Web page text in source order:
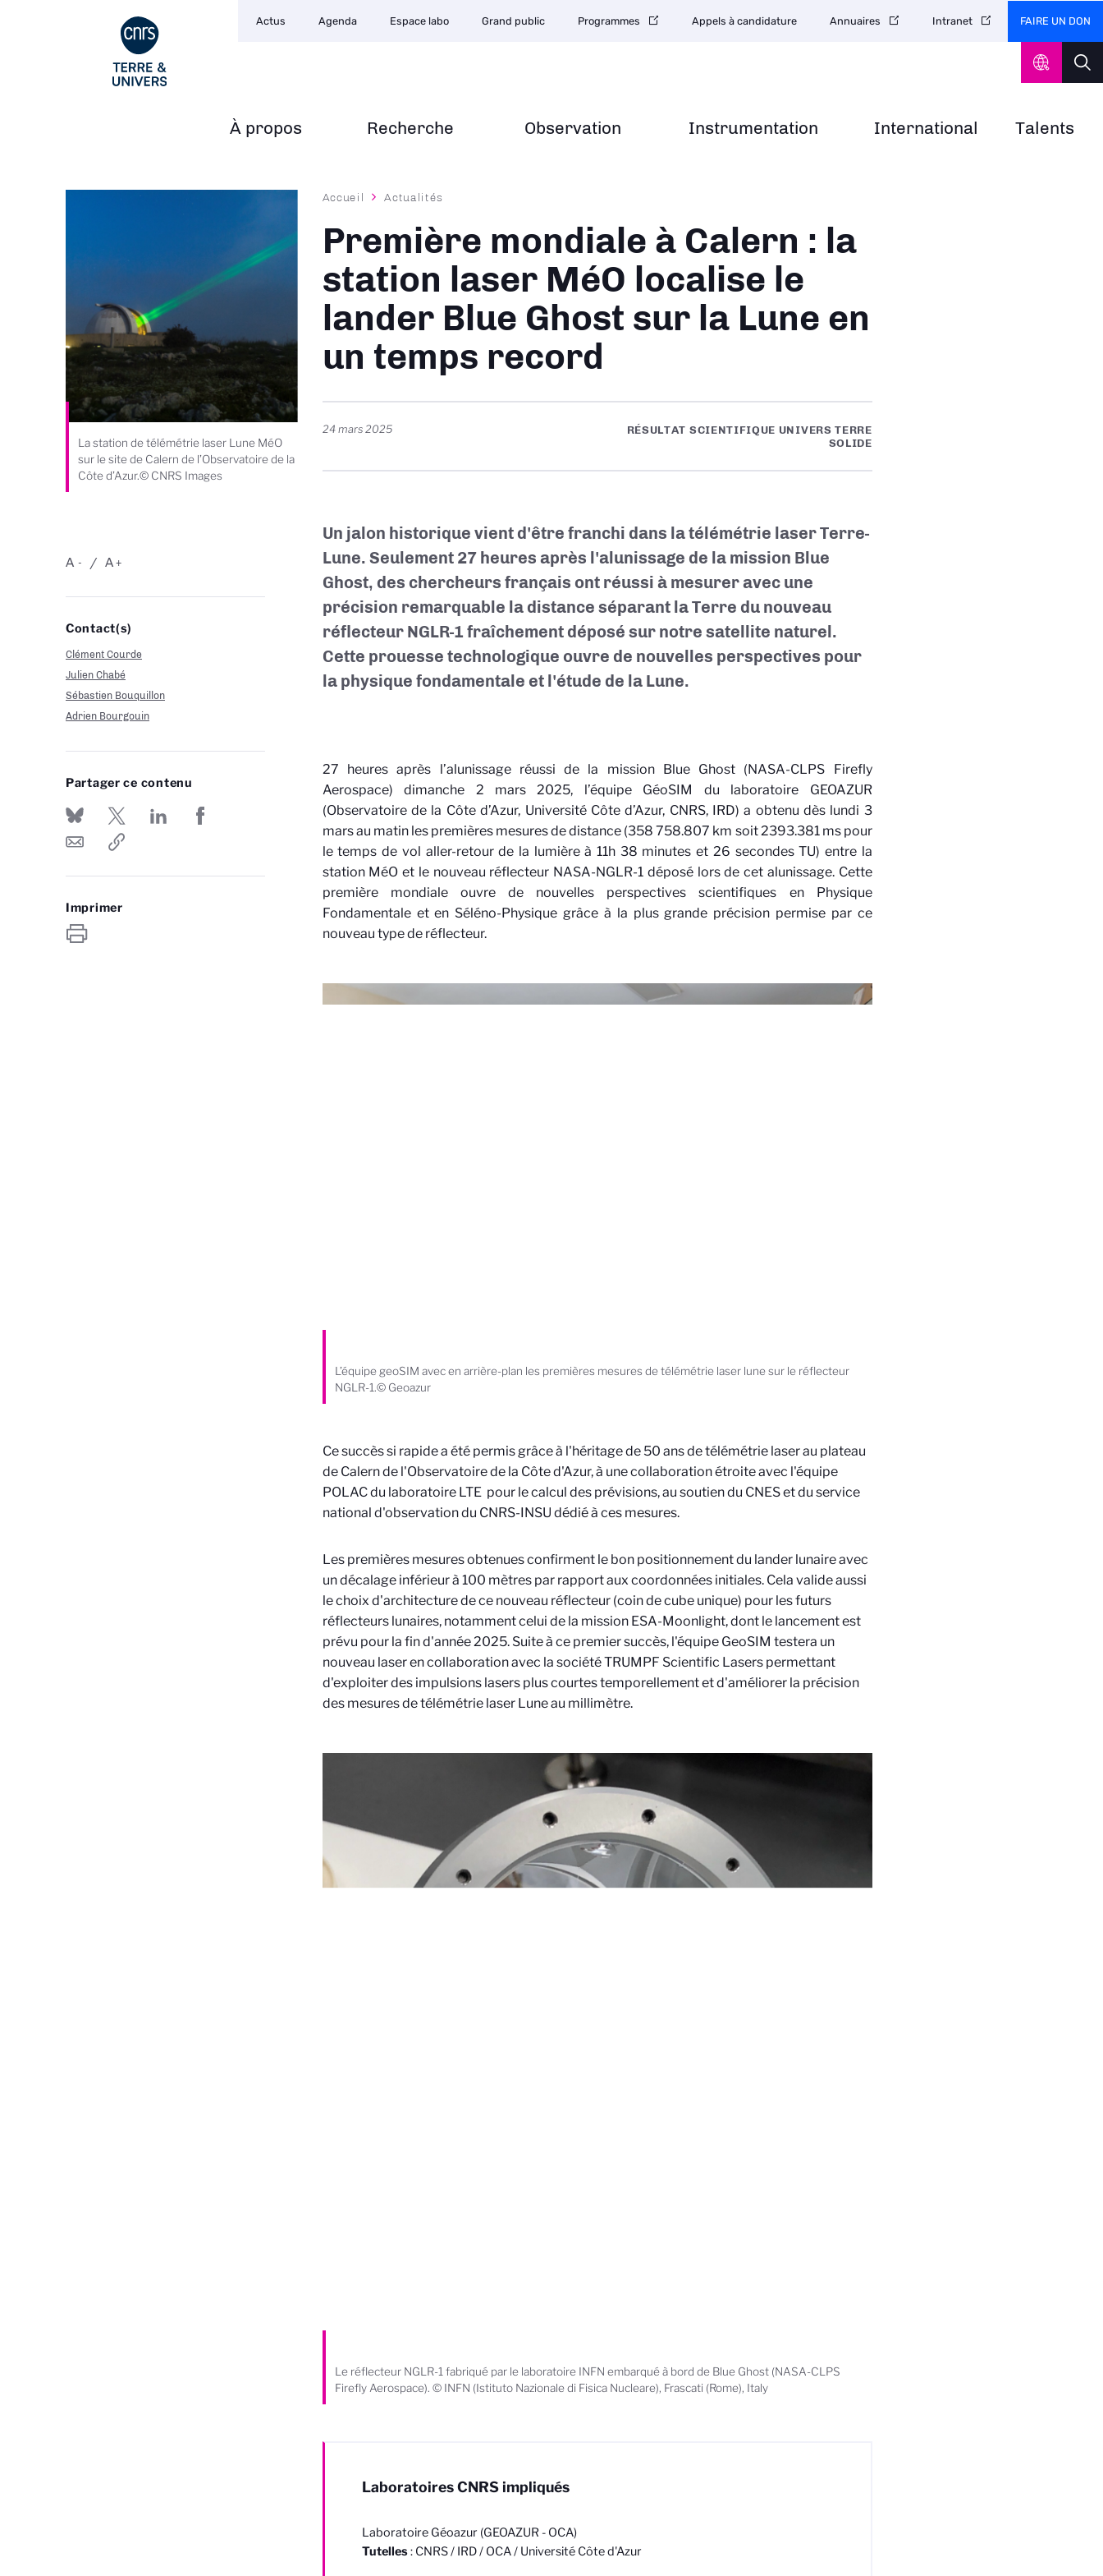
Navigation
À propos Recherche Observation Instrumentation International Talents
secondaire
Actus Agenda Espace labo Grand public Programmes Appels à candidature Annuaires Intranet FAIRE UN DON
La station de télémétrie laser Lune MéO
sur le site de Calern de l’Observatoire de la
Côte d’Azur.© CNRS Images
-
A +
A
Contact(s)
Clément Courde
Julien Chabé
Sébastien Bouquillon
Adrien Bourgouin
Partager ce contenu
Imprimer
Fil
Accueil Actualités
Première mondiale à Calern : la
station laser MéO localise le
lander Blue Ghost sur la Lune en
un temps record
24 mars 2025
RÉSULTAT SCIENTIFIQUE UNIVERS TERRE
SOLIDE
Un jalon historique vient d'être franchi dans la télémétrie laser Terre-
Lune. Seulement 27 heures après l'alunissage de la mission Blue
Ghost, des chercheurs français ont réussi à mesurer avec une
précision remarquable la distance séparant la Terre du nouveau
réflecteur NGLR-1 fraîchement déposé sur notre satellite naturel.
Cette prouesse technologique ouvre de nouvelles perspectives pour
la physique fondamentale et l'étude de la Lune.
27 heures après l’alunissage réussi de la mission Blue Ghost (NASA-CLPS Firefly
Aerospace) dimanche 2 mars 2025, l’équipe GéoSIM du laboratoire GEOAZUR
(Observatoire de la Côte d’Azur, Université Côte d’Azur, CNRS, IRD) a obtenu dès lundi 3
mars au matin les premières mesures de distance (358 758.807 km soit 2393.381 ms pour
le temps de vol aller-retour de la lumière à 11h 38 minutes et 26 secondes TU) entre la
station MéO et le nouveau réflecteur NASA-NGLR-1 déposé lors de cet alunissage. Cette
première mondiale ouvre de nouvelles perspectives scientifiques en Physique
Fondamentale et en Séléno-Physique grâce à la plus grande précision permise par ce
nouveau type de réflecteur.
L’équipe geoSIM avec en arrière-plan les premières mesures de télémétrie laser lune sur le réflecteur
NGLR-1.© Geoazur
Ce succès si rapide a été permis grâce à l'héritage de 50 ans de télémétrie laser au plateau
de Calern de l'Observatoire de la Côte d'Azur, à une collaboration étroite avec l'équipe
POLAC du laboratoire LTE pour le calcul des prévisions, au soutien du CNES et du service
national d'observation du CNRS-INSU dédié à ces mesures.
Les premières mesures obtenues confirment le bon positionnement du lander lunaire avec
un décalage inférieur à 100 mètres par rapport aux coordonnées initiales. Cela valide aussi
le choix d'architecture de ce nouveau réflecteur (coin de cube unique) pour les futurs
réflecteurs lunaires, notamment celui de la mission ESA-Moonlight, dont le lancement est
prévu pour la fin d'année 2025. Suite à ce premier succès, l'équipe GeoSIM testera un
nouveau laser en collaboration avec la société TRUMPF Scientific Lasers permettant
d'exploiter des impulsions lasers plus courtes temporellement et d'améliorer la précision
des mesures de télémétrie laser Lune au millimètre.
Le réflecteur NGLR-1 fabriqué par le laboratoire INFN embarqué à bord de Blue Ghost (NASA-CLPS
Firefly Aerospace). © INFN (Istituto Nazionale di Fisica Nucleare), Frascati (Rome), Italy
Laboratoires CNRS impliqués
Laboratoire Géoazur (GEOAZUR - OCA)
Tutelles: CNRS / IRD / OCA / Université Côte d'Azur